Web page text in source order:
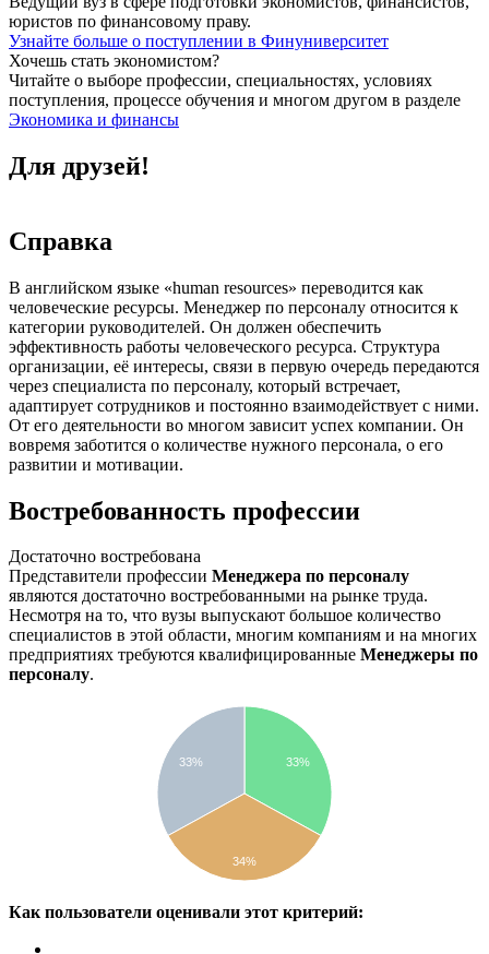
юристов по финансовому праву.
Узнайте больше о поступлении в Финуниверситет
Хочешь стать экономистом?
Читайте о выборе профессии, специальностях, условиях
поступления, процессе обучения и многом другом в разделе
Экономика и финансы
Для друзей!
Справка
В английском языке «human resources» переводится как
человеческие ресурсы. Менеджер по персоналу относится к
категории руководителей. Он должен обеспечить
эффективность работы человеческого ресурса. Структура
организации, её интересы, связи в первую очередь передаются
через специалиста по персоналу, который встречает,
адаптирует сотрудников и постоянно взаимодействует с ними.
От его деятельности во многом зависит успех компании. Он
вовремя заботится о количестве нужного персонала, о его
развитии и мотивации.
Востребованность профессии
Достаточно востребована
Представители профессии Менеджера по персоналу
являются достаточно востребованными на рынке труда.
Несмотря на то, что вузы выпускают большое количество
специалистов в этой области, многим компаниям и на многих
предприятиях требуются квалифицированные Менеджеры по
персоналу.
33%
33%
34%
Как пользователи оценивали этот критерий: